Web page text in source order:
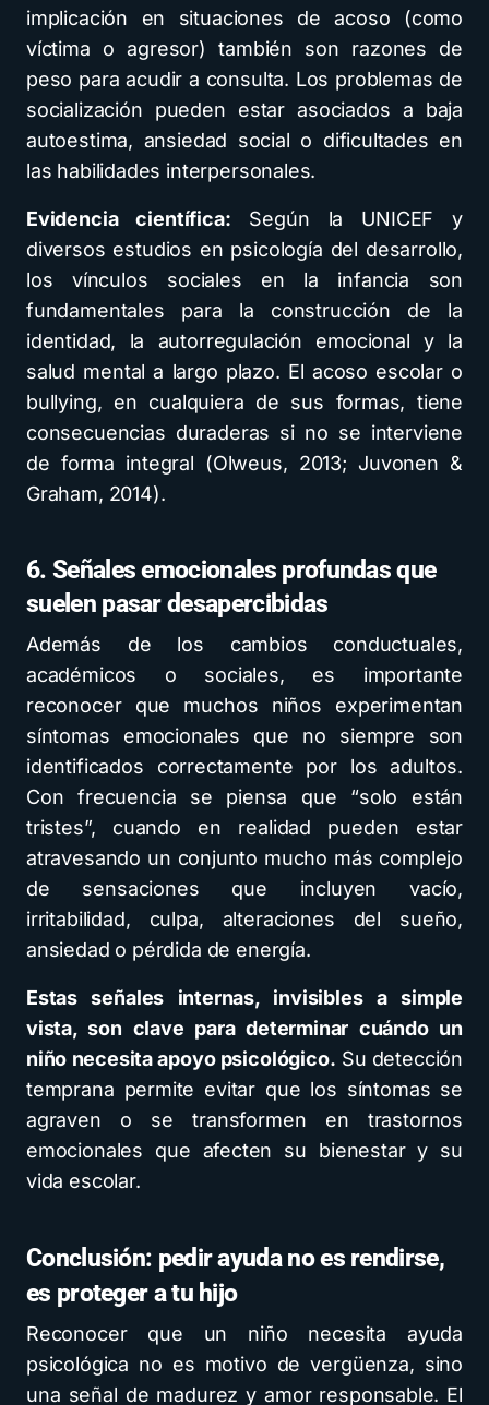
implicación en situaciones de acoso (como
víctima o agresor) también son razones de
peso para acudir a consulta. Los problemas de
socialización pueden estar asociados a baja
autoestima, ansiedad social o dificultades en
las habilidades interpersonales.
Evidencia científica: Según la UNICEF y
diversos estudios en psicología del desarrollo,
los vínculos sociales en la infancia son
fundamentales para la construcción de la
identidad, la autorregulación emocional y la
salud mental a largo plazo. El acoso escolar o
bullying, en cualquiera de sus formas, tiene
consecuencias duraderas si no se interviene
de forma integral (Olweus, 2013; Juvonen &
Graham, 2014).
6. Señales emocionales profundas que
suelen pasar desapercibidas
Además de los cambios conductuales,
académicos o sociales, es importante
reconocer que muchos niños experimentan
síntomas emocionales que no siempre son
identificados correctamente por los adultos.
Con frecuencia se piensa que “solo están
tristes”, cuando en realidad pueden estar
atravesando un conjunto mucho más complejo
de sensaciones que incluyen vacío,
irritabilidad, culpa, alteraciones del sueño,
ansiedad o pérdida de energía.
Estas señales internas, invisibles a simple
vista, son clave para determinar cuándo un
niño necesita apoyo psicológico. Su detección
temprana permite evitar que los síntomas se
agraven o se transformen en trastornos
emocionales que afecten su bienestar y su
vida escolar.
Conclusión: pedir ayuda no es rendirse,
es proteger a tu hijo
Reconocer que un niño necesita ayuda
psicológica no es motivo de vergüenza, sino
una señal de madurez y amor responsable. El